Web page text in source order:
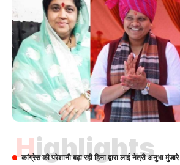
Highlights
कांग्रेस की परेशानी बढ़ा रही हिना द्वारा लाई नेत्री अनुभा मुंजारे